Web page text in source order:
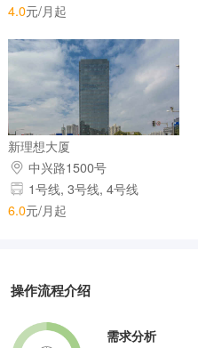
海火车站站624米；
4.0元/月起
新理想大厦
中兴路1500号
1号线, 3号线, 4号线
6.0元/月起
操作流程介绍
需求分析